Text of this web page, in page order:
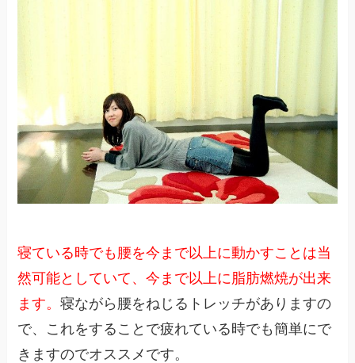
寝ている時でも腰を今まで以上に動かすことは当
然可能としていて、今まで以上に脂肪燃焼が出来
ます。寝ながら腰をねじるトレッチがありますの
で、これをすることで疲れている時でも簡単にで
きますのでオススメです。